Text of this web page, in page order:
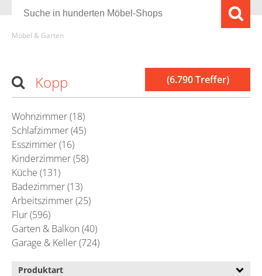
Möbel & Garten
(6.790 Treffer)
Kopp
Wohnzimmer (18)
Schlafzimmer (45)
Esszimmer (16)
Kinderzimmer (58)
Küche (131)
Badezimmer (13)
Arbeitszimmer (25)
Flur (596)
Garten & Balkon (40)
Garage & Keller (724)
Produktart